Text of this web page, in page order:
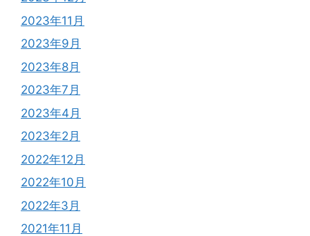
2023年11月
2023年9月
2023年8月
2023年7月
2023年4月
2023年2月
2022年12月
2022年10月
2022年3月
2021年11月